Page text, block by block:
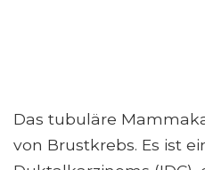
Das tubuläre
von Brustkrebs. Es ist